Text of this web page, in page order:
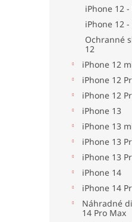
iPhone 12
iPhone 12
Ochranné
12
iPhone 12
iPhone 12
iPhone 12
iPhone 13
iPhone 13
iPhone 13
iPhone 13
iPhone 14
iPhone 14
Náhradné
14 Pro Max